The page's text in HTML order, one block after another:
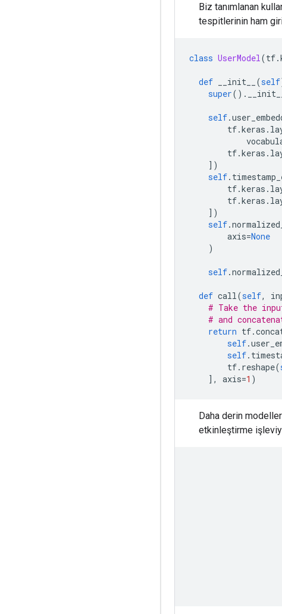
Biz tanımlanan
tespitlerinin ham
class UserModel(tf.
def __init__ (self
super(). __init__
self.
tf.keras .
tf.keras .
])
self.
tf.keras .
tf.keras .
])
self.
axis=None
)
self.
def call(self,
# Take the
# and
return tf.
self.
self.
tf. reshape(
],
axis=1 )
Daha derin
etkinleştirme